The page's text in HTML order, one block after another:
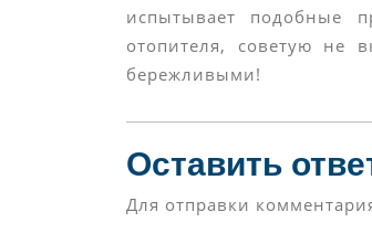
испытывает подобные
отопителя, советую не
бережливыми!
Оставить
Для отправки